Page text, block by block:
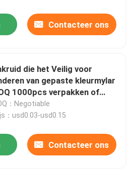
Contacteer ons
die het Veilig voor
van gepaste kleurmylar
1000pcs verpakken of
te komen
：Negotiable
：usd0.03-usd0.15
Contacteer ons